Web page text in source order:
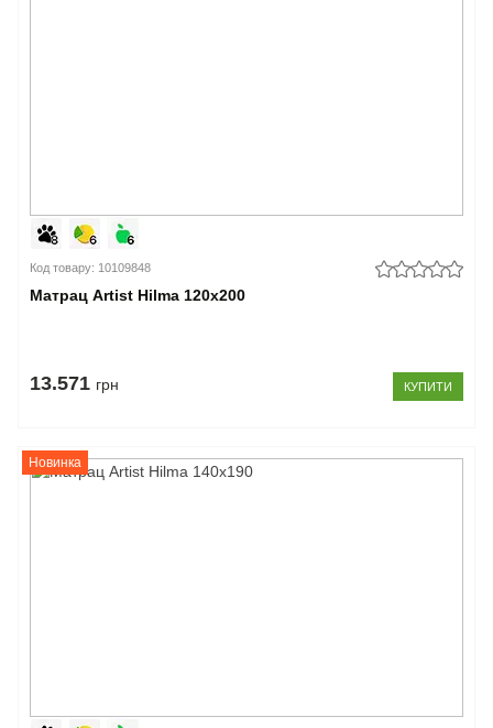
Код товару: 10109848
Матрац Artist Hilma 120x200
13.571 грн КУПИТИ
Новинка